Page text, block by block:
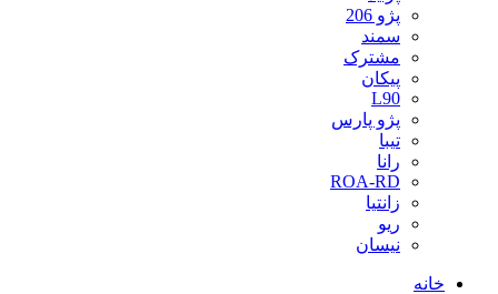
پژو 206
سمند
مشترک
پیکان
L90
پژو پارس
تیبا
رانا
ROA-RD
زانتیا
ریو
نیسان
خانه